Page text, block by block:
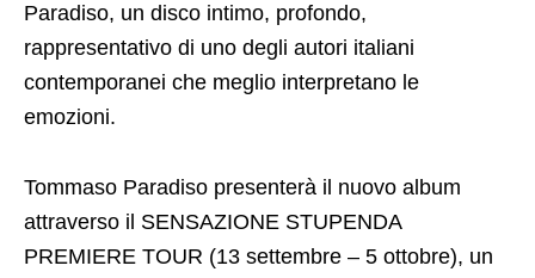
Paradiso, un disco intimo, profondo,
rappresentativo di uno degli autori italiani
contemporanei che meglio interpretano le
emozioni.
Tommaso Paradiso presenterà il nuovo album
attraverso il SENSAZIONE STUPENDA
PREMIERE TOUR (13 settembre – 5 ottobre), un